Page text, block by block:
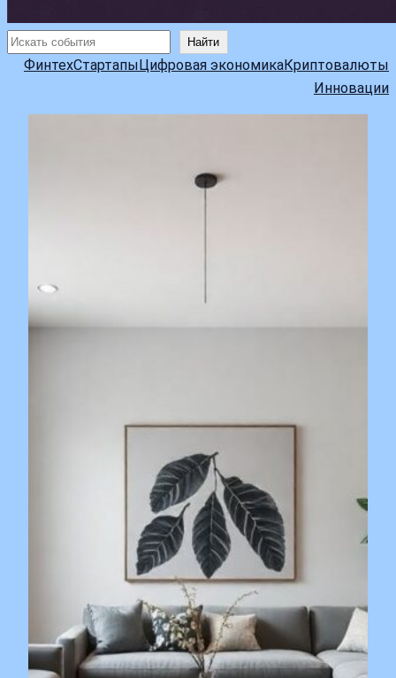
Поиск Найти
ФинтехСтартапыЦифровая экономикаКриптовалюты
Инновации